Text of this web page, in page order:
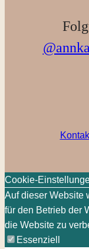
Cookie-
Auf dieser Website
für den Betrieb der
die Website zu
Essenziell